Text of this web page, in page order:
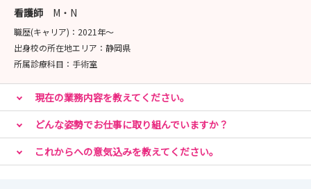
看護師 M・N
職歴(キャリア)： 2021年〜
出身校の所在地エリア： 静岡県
所属診療科目： 手術室
現在の業務内容を教えてください。
どんな姿勢でお仕事に取り組んでいますか？
これからへの意気込みを教えてください。